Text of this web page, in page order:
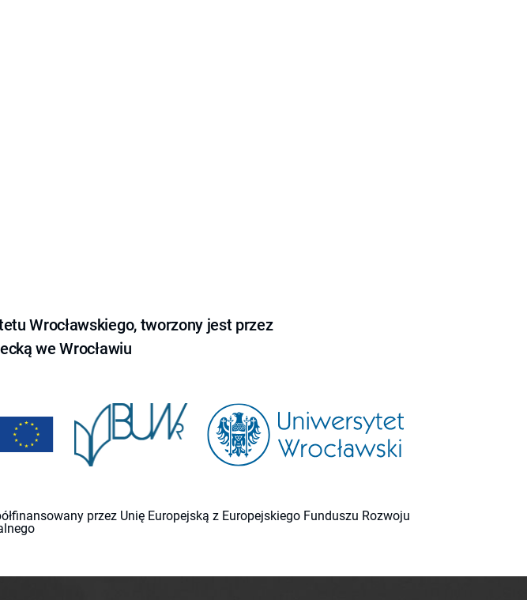
Wrocławskiego, tworzony jest przez
we Wrocławiu
przez Unię Europejską z Europejskiego Funduszu Rozwoju